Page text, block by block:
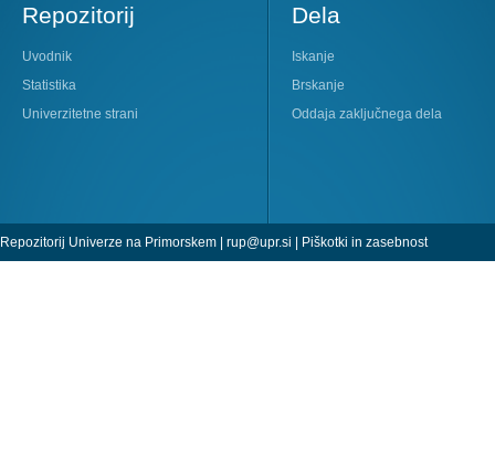
Repozitorij
Uvodnik
Statistika
Univerzitetne strani
Dela
Iskanje
Brskanje
Oddaja zaključnega dela
Repozitorij Univerze na Primorskem | rup@upr.si | Piškotki in zasebnost